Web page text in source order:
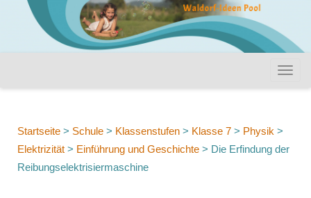
Startseite > Schule > Klassenstufen > Klasse 7 > Physik >
Elektrizität > Einführung und Geschichte > Die Erfindung der
Reibungselektrisiermaschine